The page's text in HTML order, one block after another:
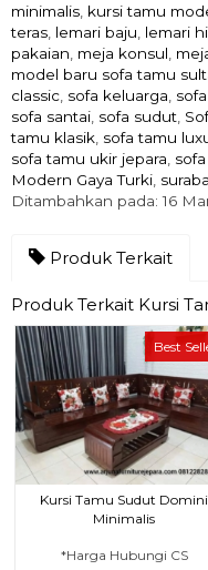
minimalis kursi tamu
teras lemari baju lemari
pakaian meja konsul
model baru sofa tamu
classic sofa keluarga
sofa santai sofa sudut
tamu klasik sofa tamu
sofa tamu ukir jepara
Modern Gaya Turki
Ditambahkan pada: 16
Produk Terkait
Produk Terkait Kursi
Best
Kursi Tamu Sudut Domini
Minimalis
*Harga Hubungi CS